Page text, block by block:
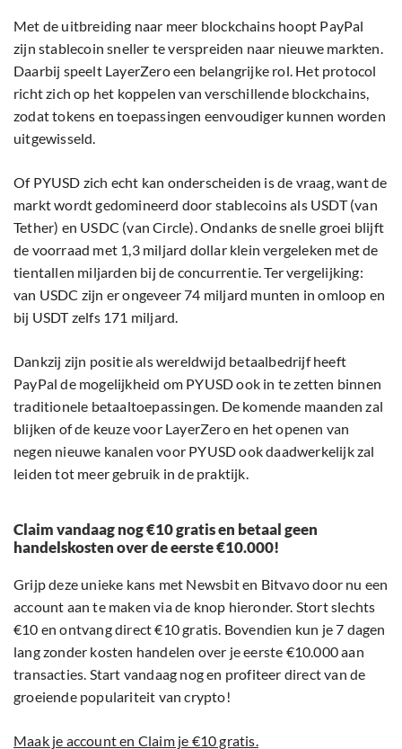
Met de uitbreiding naar meer blockchains hoopt PayPal
zijn stablecoin sneller te verspreiden naar nieuwe markten.
Daarbij speelt LayerZero een belangrijke rol. Het protocol
richt zich op het koppelen van verschillende blockchains,
zodat tokens en toepassingen eenvoudiger kunnen worden
uitgewisseld.
Of PYUSD zich echt kan onderscheiden is de vraag, want de
markt wordt gedomineerd door stablecoins als USDT (van
Tether) en USDC (van Circle). Ondanks de snelle groei blijft
de voorraad met 1,3 miljard dollar klein vergeleken met de
tientallen miljarden bij de concurrentie. Ter vergelijking:
van USDC zijn er ongeveer 74 miljard munten in omloop en
bij USDT zelfs 171 miljard.
Dankzij zijn positie als wereldwijd betaalbedrijf heeft
PayPal de mogelijkheid om PYUSD ook in te zetten binnen
traditionele betaaltoepassingen. De komende maanden zal
blijken of de keuze voor LayerZero en het openen van
negen nieuwe kanalen voor PYUSD ook daadwerkelijk zal
leiden tot meer gebruik in de praktijk.
Claim vandaag nog €10 gratis en betaal geen
handelskosten over de eerste €10.000!
Grijp deze unieke kans met Newsbit en Bitvavo door nu een
account aan te maken via de knop hieronder. Stort slechts
€10 en ontvang direct €10 gratis. Bovendien kun je 7 dagen
lang zonder kosten handelen over je eerste €10.000 aan
transacties. Start vandaag nog en profiteer direct van de
groeiende populariteit van crypto!
Maak je account en Claim je €10 gratis.